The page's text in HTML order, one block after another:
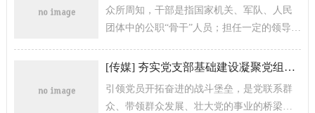
众所周知，干部是指国家机关、军队、人民
团体中的公职“骨干”人员；担任一定的领导工
求干部做能让群众依靠的“好干部...
[传媒] 夯实党支部基础建设凝聚党组织战斗力
引领党员开拓奋进的战斗堡垒，是党联系群
众、带领群众发展、壮大党的事业的桥梁纽